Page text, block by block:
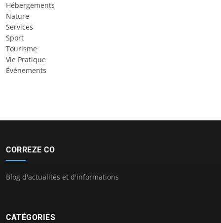
Hébergements
Nature
Services
Sport
Tourisme
Vie Pratique
Événements
CORREZE CO
Blog d'actualités et d'informations
CATÉGORIES